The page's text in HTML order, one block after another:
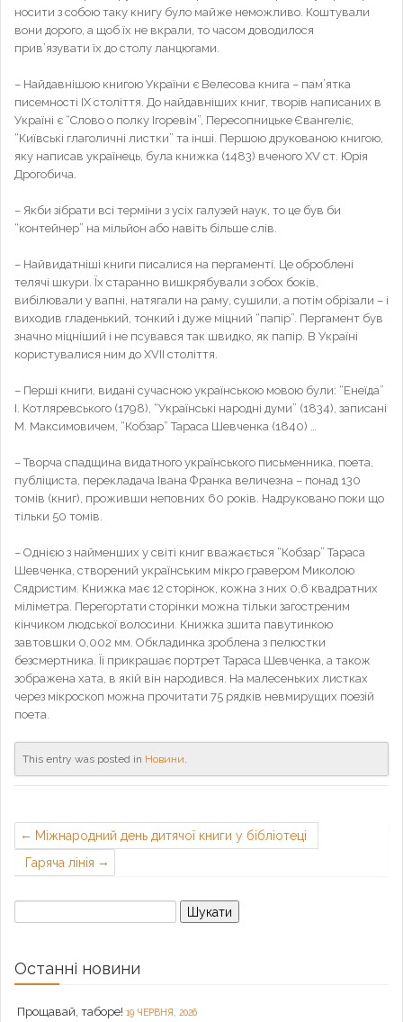
носити з собою таку книгу було майже неможливо. Коштували
вони дорого, а щоб їх не вкрали, то часом доводилося
прив’язувати їх до столу ланцюгами.
– Найдавнішою книгою України є Велесова книга – пам’ятка
писемності ІХ століття. До найдавніших книг, творів написаних в
Україні є “Слово о полку Ігоревім”, Пересопницьке Євангеліє,
“Київські глаголичні листки” та інші. Першою друкованою книгою,
яку написав українець, була книжка (1483) вченого ХV ст. Юрія
Дрогобича.
– Якби зібрати всі терміни з усіх галузей наук, то це був би
“контейнер” на мільйон або навіть більше слів.
– Найвидатніші книги писалися на пергаменті. Це оброблені
телячі шкури. Їх старанно вишкрябували з обох боків,
вибілювали у вапні, натягали на раму, сушили, а потім обрізали – і
виходив гладенький, тонкий і дуже міцний “папір”. Пергамент був
значно міцніший і не псувався так швидко, як папір. В Україні
користувалися ним до ХVII століття.
– Перші книги, видані сучасною українською мовою були: “Енеїда”
І. Котляревського (1798), “Українські народні думи” (1834), записані
М. Максимовичем, “Кобзар” Тараса Шевченка (1840) …
– Творча спадщина видатного українського письменника, поета,
публіциста, перекладача Івана Франка величезна – понад 130
томів (книг), проживши неповних 60 років. Надруковано поки що
тільки 50 томів.
– Однією з найменших у світі книг вважається “Кобзар” Тараса
Шевченка, створений українським мікро гравером Миколою
Сядристим. Книжка має 12 сторінок, кожна з них 0,6 квадратних
міліметра. Перегортати сторінки можна тільки загостреним
кінчиком людської волосини. Книжка зшита павутинкою
завтовшки 0,002 мм. Обкладинка зроблена з пелюстки
безсмертника. Її прикрашає портрет Тараса Шевченка, а також
зображена хата, в якій він народився. На малесеньких листках
через мікроскоп можна прочитати 75 рядків невмирущих поезій
поета.
This entry was posted in Новини.
Міжнародний день дитячої книги у бібліотеці
Гаряча лінія
Пошук:
Останні новини
Прощавай, таборе! 19 ЧЕРВНЯ, 2026